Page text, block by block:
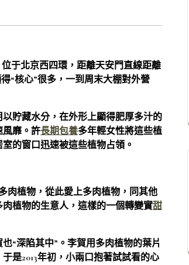
于北京西四環，距離天安門直線距離
“核心”很多，一到周末大棚對外營
貯藏水分，在外形上顯得肥厚多汁的
風靡。許長期包養多年輕女性將這些植
的窗口迅速被這些植物占領。
肉植物，從此愛上多肉植物，同其他
植物的生意人，這樣的一個轉變實甜
“深陷其中”。李賀用多肉植物的葉片
是2013年初，小兩口抱著試試看的心